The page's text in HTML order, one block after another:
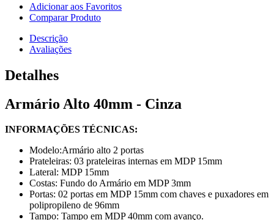
Adicionar aos Favoritos
Comparar Produto
Descrição
Avaliações
Detalhes
Armário Alto 40mm - Cinza
INFORMAÇÕES TÉCNICAS:
Modelo:Armário alto 2 portas
Prateleiras: 03 prateleiras internas em MDP 15mm
Lateral: MDP 15mm
Costas: Fundo do Armário em MDP 3mm
Portas: 02 portas em MDP 15mm com chaves e puxadores em
polipropileno de 96mm
Tampo: Tampo em MDP 40mm com avanço.